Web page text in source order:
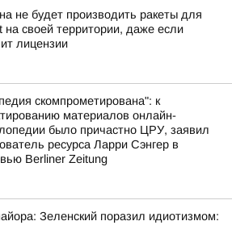
не будет производить ракеты для
на своей территории, даже если
лицензии
скомпрометирована": к
материалов онлайн-
было причастно ЦРУ, заявил
ресурса Ларри Сэнгер в
Berliner Zeitung
Зеленский поразил идиотизмом: